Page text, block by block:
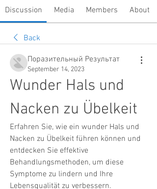
Discussion Media Members About
Back
Поразительный Результат
September 14, 2023
Wunder Hals und
Nacken zu Übelkeit
Erfahren Sie, wie ein wunder Hals und
Nacken zu Übelkeit führen können und
entdecken Sie effektive
Behandlungsmethoden, um diese
Symptome zu lindern und Ihre
Lebensqualität zu verbessern.